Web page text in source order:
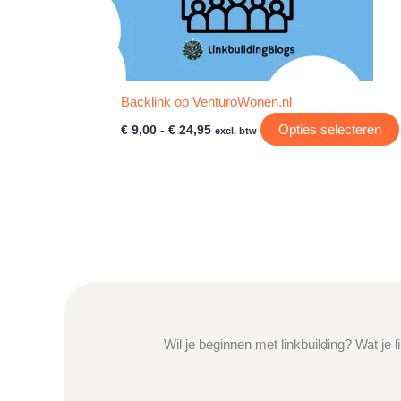
Backlink op VenturoWonen.nl
€ 9,00 - € 24,95 Prijsklasse:
excl. btw Opties selecteren
Wil je beginnen met linkbuilding? Wat